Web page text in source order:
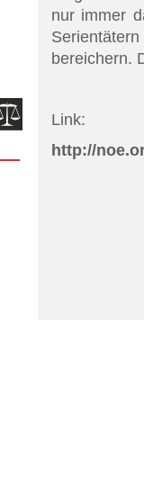
nur immer
bereichern.
Link:
http://